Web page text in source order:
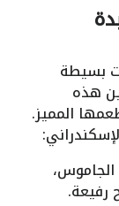
بسيطة
هذه
المميز.
رفيعة.